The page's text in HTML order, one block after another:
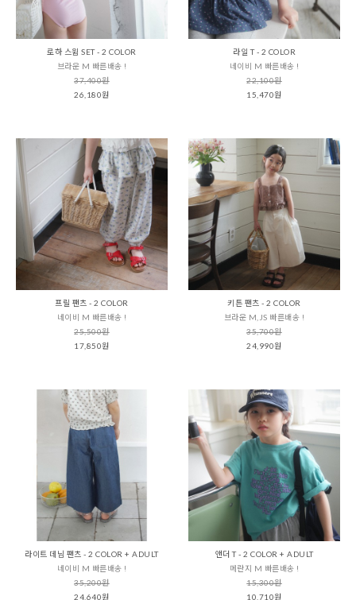
로하 스윔 SET - 2 COLOR
브라운 M 빠른배송 !
37,400원
26,180원
라일 T - 2 COLOR
네이비 M 빠른배송 !
22,100원
15,470원
프릴 팬츠 - 2 COLOR
네이비 M 빠른배송 !
25,500원
17,850원
키튼 팬츠 - 2 COLOR
브라운 M,JS 빠른배송 !
35,700원
24,990원
라이트 데님 팬츠 - 2 COLOR + ADULT
네이비 M 빠른배송 !
35,200원
24,640원
앤더 T - 2 COLOR + ADULT
메란지 M 빠른배송 !
15,300원
10,710원